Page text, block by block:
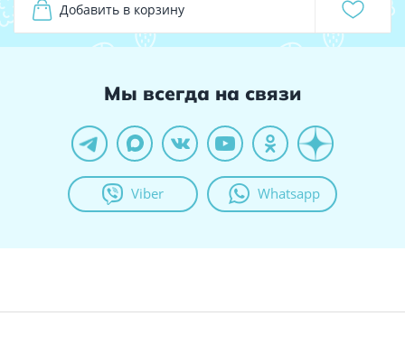
Добавить в корзину
Мы всегда на связи
Viber Whatsapp